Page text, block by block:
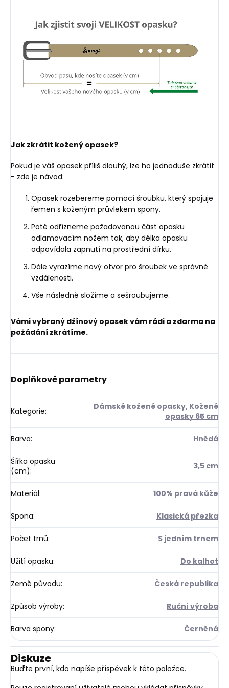
Jak zkrátit kožený opasek?
Pokud je váš opasek příliš dlouhý, lze ho jednoduše zkrátit
- zde je návod:
Opasek rozebereme pomocí šroubku, který spojuje
řemen s koženým průvlekem spony.
Poté odřízneme požadovanou část opasku
odlamovacím nožem tak, aby délka opasku
odpovídala zapnutí na prostřední dírku.
Dále vyrazíme nový otvor pro šroubek ve správné
vzdálenosti.
Vše následně složíme a sešroubujeme.
Vámi vybraný džínový opasek vám rádi a zdarma na
požádání zkrátíme.
Doplňkové parametry
Kategorie: Dámské kožené opasky, Kožené
opasky 65 cm
Barva: Hnědá
Šířka opasku
(cm): 3,5 cm
Materiál: 100% pravá kůže
Spona: Klasická přezka
Počet trnů: S jedním trnem
Užití opasku: Do kalhot
Země původu: Česká republika
Způsob výroby: Ruční výroba
Barva spony: Černěná
Diskuze
Buďte první, kdo napíše příspěvek k této položce.